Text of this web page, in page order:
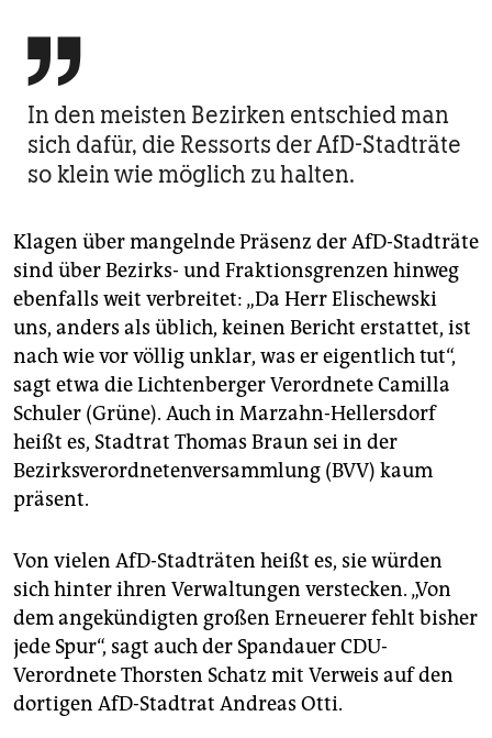

In den meisten Bezirken entschied man
sich dafür, die Ressorts der AfD-Stadträte
so klein wie möglich zu halten.
Klagen über mangelnde Präsenz der AfD-Stadträte
sind über Bezirks- und Fraktionsgrenzen hinweg
ebenfalls weit verbreitet: „Da Herr Elischewski
uns, anders als üblich, keinen Bericht erstattet, ist
nach wie vor völlig unklar, was er eigentlich tut“,
sagt etwa die Lichtenberger Verordnete Camilla
Schuler (Grüne). Auch in Marzahn-Hellersdorf
heißt es, Stadtrat Thomas Braun sei in der
Bezirksverordnetenversammlung (BVV) kaum
präsent.
Von vielen AfD-Stadträten heißt es, sie würden
sich hinter ihren Verwaltungen verstecken. „Von
dem angekündigten großen Erneuerer fehlt bisher
jede Spur“, sagt auch der Spandauer CDU-
Verordnete Thorsten Schatz mit Verweis auf den
dortigen AfD-Stadtrat Andreas Otti.